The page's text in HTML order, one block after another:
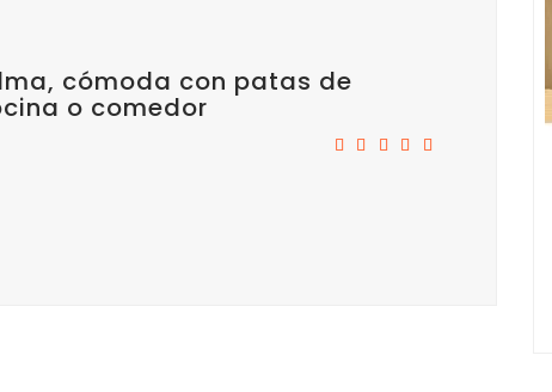
cómoda con patas de
o comedor